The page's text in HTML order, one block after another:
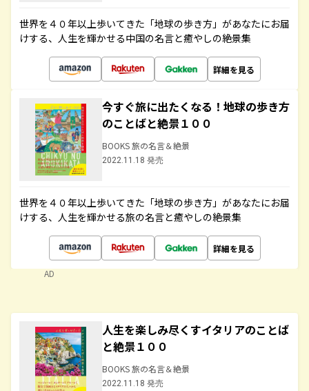
世界を４０年以上歩いてきた「地球の歩き方」があなたにお届
けする、人生を輝かせる中国の名言と癒やしの絶景集
詳細を見る
今すぐ旅に出たくなる！地球の歩き方
のことばと絶景１００
BOOKS 旅の名言＆絶景
2022.11.18 発売
世界を４０年以上歩いてきた「地球の歩き方」があなたにお届
けする、人生を輝かせる旅の名言と癒やしの絶景集
詳細を見る
AD
人生を楽しみ尽くすイタリアのことば
と絶景１００
BOOKS 旅の名言＆絶景
2022.11.18 発売